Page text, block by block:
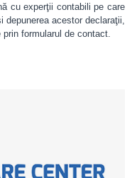
cu experţii contabili pe care
acestor declaraţii,
prin formularul de contact.